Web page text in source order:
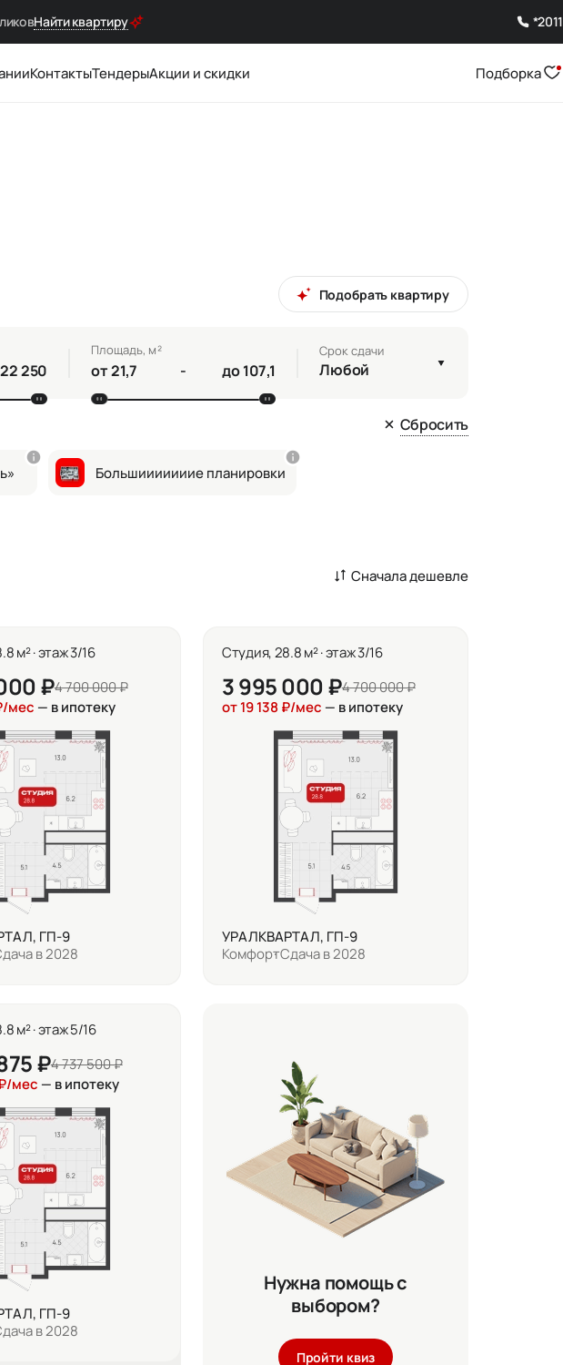
Найти квартиру *2011
КонтактыТендерыАкции и скидки Подборка
Подобрать квартиру
Площадь, м²
от - до
Срок сдачи
Любой
Сбросить
Большииииииие планировки
Сначала дешевле
м² · этаж 3/16
₽4 700 000 ₽
мес — в ипотеку
ГП-9
в 2028
Студия, 28.8 м² · этаж 3/16
3 995 000 ₽4 700 000 ₽
от 19 138 ₽/мес — в ипотеку
УРАЛКВАРТАЛ, ГП-9
КомфортСдача в 2028
м² · этаж 5/16
₽4 737 500 ₽
мес — в ипотеку
ГП-9
в 2028
Нужна помощь с
выбором?
Пройти квиз